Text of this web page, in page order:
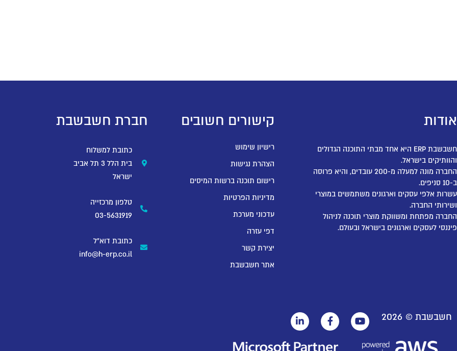
אודות
חשבשבת ERP היא אחד מבתי התוכנה הגדולים
והוותיקים בישראל.
החברה מונה למעלה מ-200 עובדים, והיא פרוסה
ב-10 סניפים.
עשרות אלפי עסקים וארגונים משתמשים במוצרי
ושירותי החברה.
החברה מפתחת ומשווקת מוצרי תוכנה לניהול
פיננסי לעסקים וארגונים בישראל ובעולם.
קישורים חשובים
רישיון שימוש
הצהרת נגישות
רישום תוכנה ברשות המיסים
מדיניות הפרטיות
עדכוני מערכת
דפי עזרה
יצירת קשר
אתר חשבשבת
חברת חשבשבת
כתובת למשלוח
בית הלל 3 תל אביב
ישראל
טלפון מרכזייה
03-5631919
כתובת דוא"ל
info@h-erp.co.il
חשבשבת © 2026